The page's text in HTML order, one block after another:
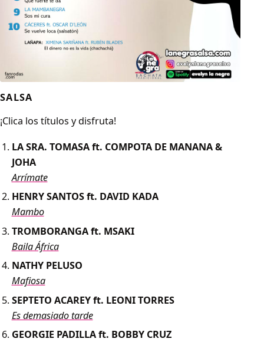
SALSA
¡Clica los títulos y disfruta!
LA SRA. TOMASA ft. COMPOTA DE MANANA &
JOHA
Arrímate
HENRY SANTOS ft. DAVID KADA
Mambo
TROMBORANGA ft. MSAKI
Baila África
NATHY PELUSO
Mafiosa
SEPTETO ACAREY ft. LEONI TORRES
Es demasiado tarde
GEORGIE PADILLA ft. BOBBY CRUZ